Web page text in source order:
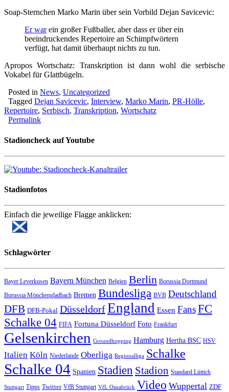
Soap-Sternchen Marko Marin über sein Vorbild Dejan Savicevic:
Er warein großer Fußballer, aber dass er über ein
beeindruckendes Repertoire an Schimpfwörtern
verfügt, hat damit überhaupt nichts zu tun.
Apropos Wortschatz: Transkription ist dann wohl die serbische
Vokabel für Glattbügeln.
Posted in News, Uncategorized
Tagged Dejan Savicevic, Interview, Marko Marin, PR-Hölle,
Repertoire, Serbisch, Transkription, Wortschatz
Permalink
Stadioncheck auf Youtube
Stadionfotos
Einfach die jeweilige Flagge anklicken:
Schlagwörter
Bayer Leverkusen Bayern München Belgien Berlin Borussia Dortmund
Borussia Mönchengladbach Bremen Bundesliga BVB Deutschland
DFB DFB-Pokal DüsseldorfEngland Essen FansFC
Schalke 04 FIFA Fortuna Düsseldorf Foto Frankfurt
Gelsenkirchen Groundhopping Hamburg Hertha BSC HSV
Italien Köln Niederlande Oberliga Regionalliga Schalke
Schalke 04 Spanien Stadien Stadion Standard Lüttich
Stuttgart Tipps Twitter VfB Stuttgart VfL Osnabrück Video Wuppertal ZDF